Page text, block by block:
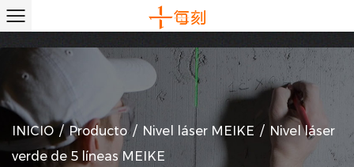
INICIO / Producto/ Nivel láser MEIKE / Nivel láser
verde de 5 líneas MEIKE